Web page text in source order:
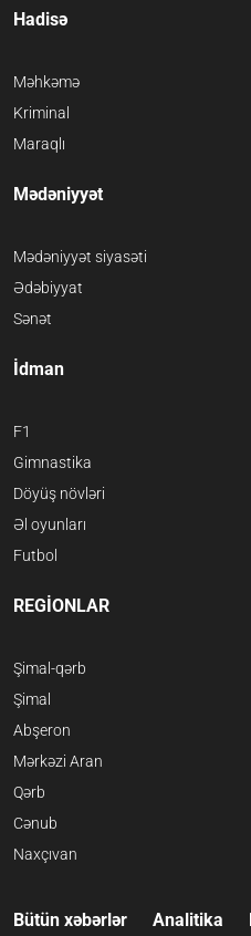
Hadisə
Məhkəmə
Kriminal
Maraqlı
Mədəniyyət
Mədəniyyət siyasəti
Ədəbiyyat
Sənət
İdman
F1
Gimnastika
Döyüş növləri
Əl oyunları
Futbol
REGİONLAR
Şimal-qərb
Şimal
Abşeron
Mərkəzi Aran
Qərb
Cənub
Naxçıvan
Bütün xəbərlər Analitika